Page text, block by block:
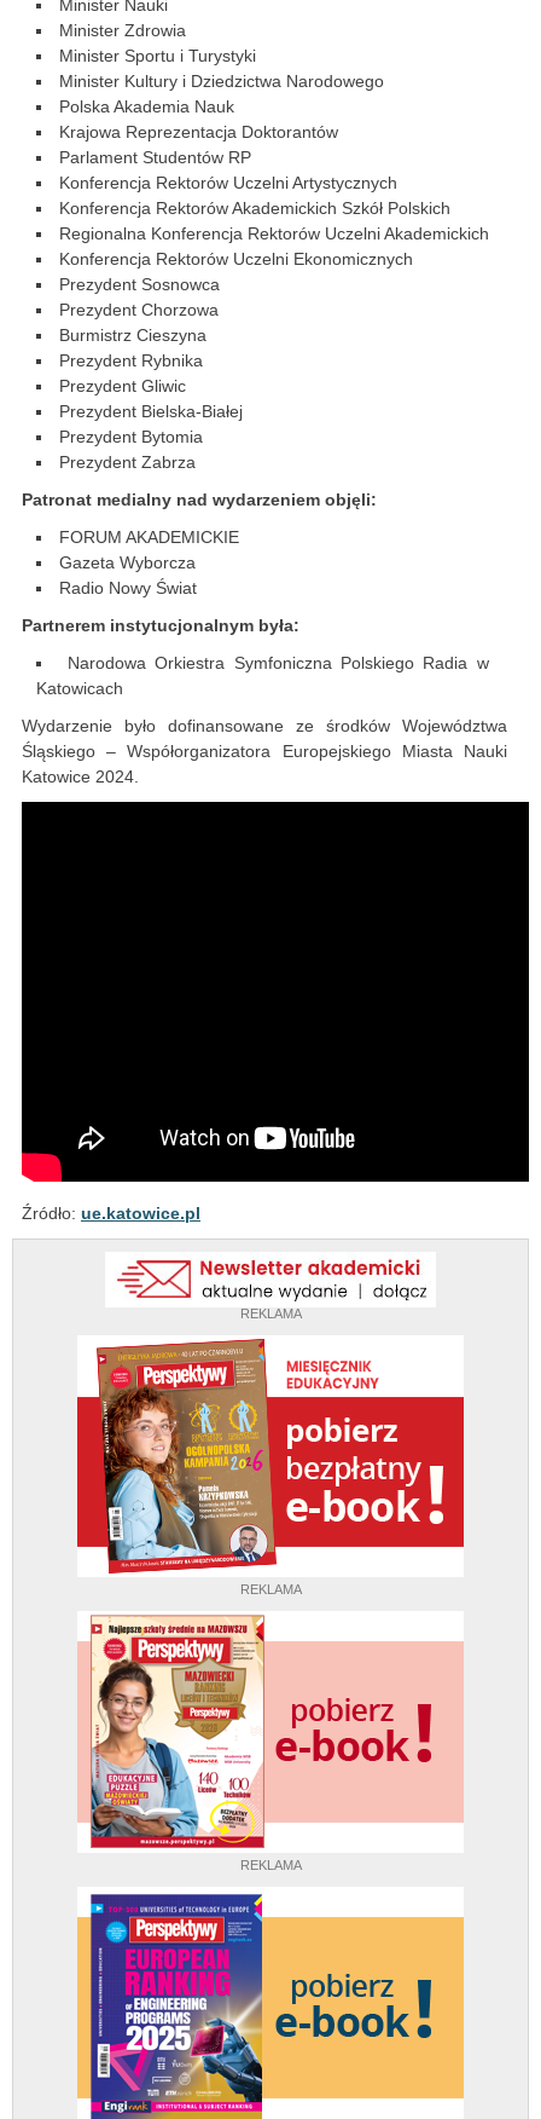
REKLAMA
REKLAMA
REKLAMA
Minister Nauki
Minister Zdrowia
Minister Sportu i Turystyki
Minister Kultury i Dziedzictwa Narodowego
Polska Akademia Nauk
Krajowa Reprezentacja Doktorantów
Parlament Studentów RP
Konferencja Rektorów Uczelni Artystycznych
Konferencja Rektorów Akademickich Szkół Polskich
Regionalna Konferencja Rektorów Uczelni Akademickich
Konferencja Rektorów Uczelni Ekonomicznych
Prezydent Sosnowca
Prezydent Chorzowa
Burmistrz Cieszyna
Prezydent Rybnika
Prezydent Gliwic
Prezydent Bielska-Białej
Prezydent Bytomia
Prezydent Zabrza
Patronat medialny nad wydarzeniem objęli:
FORUM AKADEMICKIE
Gazeta Wyborcza
Radio Nowy Świat
Partnerem instytucjonalnym była:
Narodowa Orkiestra Symfoniczna Polskiego Radia w
Katowicach
Wydarzenie było dofinansowane ze środków Województwa
Śląskiego – Współorganizatora Europejskiego Miasta Nauki
Katowice 2024.
Źródło: ue.katowice.pl